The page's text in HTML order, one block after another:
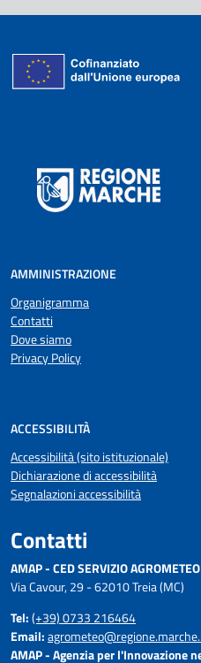
AMMINISTRAZIONE
Organigramma
Contatti
Dove siamo
Privacy Policy
ACCESSIBILITÀ
Accessibilità (sito istituzionale)
Dichiarazione di accessibilità
Segnalazioni accessibilità
Contatti
AMAP - CED SERVIZIO
Via Cavour, 29 - 62010 Treia (MC)
Tel:(+39) 0733 216464
Email:
AMAP - Agenzia per l'Innovazione